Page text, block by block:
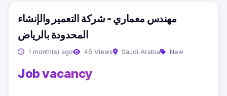
مهندس معماري - شركة التعمير والإنشاء
المحدودة بالرياض
1 month(s) ago 45 Views Saudi Arabia New
Job vacancy